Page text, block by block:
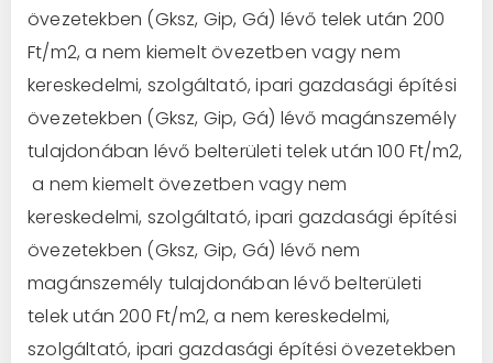
övezetekben (Gksz, Gip, Gá) lévő telek után 200
Ft/m2, a nem kiemelt övezetben vagy nem
kereskedelmi, szolgáltató, ipari gazdasági építési
övezetekben (Gksz, Gip, Gá) lévő magánszemély
tulajdonában lévő belterületi telek után 100 Ft/m2,
a nem kiemelt övezetben vagy nem
kereskedelmi, szolgáltató, ipari gazdasági építési
övezetekben (Gksz, Gip, Gá) lévő nem
magánszemély tulajdonában lévő belterületi
telek után 200 Ft/m2, a nem kereskedelmi,
szolgáltató, ipari gazdasági építési övezetekben